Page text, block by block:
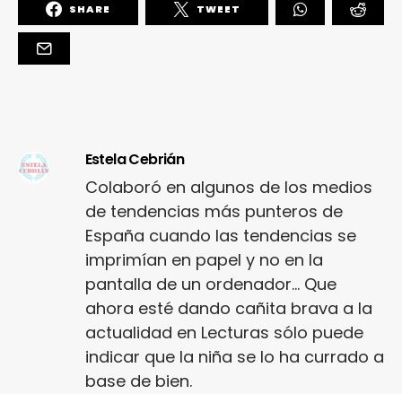
SHARE TWEET
Estela Cebrián
Colaboró en algunos de los medios
de tendencias más punteros de
España cuando las tendencias se
imprimían en papel y no en la
pantalla de un ordenador... Que
ahora esté dando cañita brava a la
actualidad en Lecturas sólo puede
indicar que la niña se lo ha currado a
base de bien.